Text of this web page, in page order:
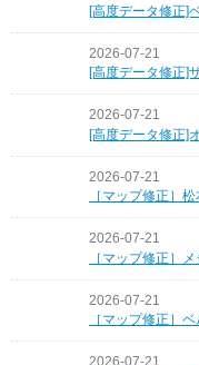
[高度データ修正]
2026-07-21
[高度データ修正]
2026-07-21
[高度データ修正]
2026-07-21
［マップ修正］
2026-07-21
［マップ修正］
2026-07-21
［マップ修正］
2026-07-21